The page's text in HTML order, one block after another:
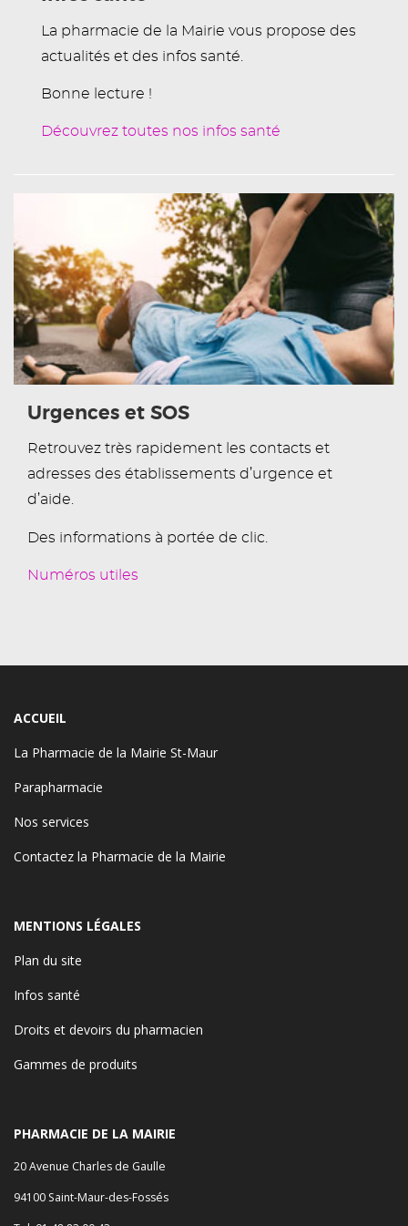
La pharmacie de la Mairie vous propose des
actualités et des infos santé.
Bonne lecture !
Découvrez toutes nos infos santé
Urgences et SOS
Retrouvez très rapidement les contacts et
adresses des établissements d’urgence et
d’aide.
Des informations à portée de clic.
Numéros utiles
ACCUEIL
La Pharmacie de la Mairie St-Maur
Parapharmacie
Nos services
Contactez la Pharmacie de la Mairie
MENTIONS LÉGALES
Plan du site
Infos santé
Droits et devoirs du pharmacien
Gammes de produits
PHARMACIE DE LA MAIRIE
20 Avenue Charles de Gaulle
94100 Saint-Maur-des-Fossés